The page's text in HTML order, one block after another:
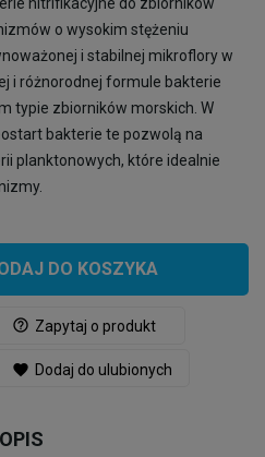
o wysokim stężeniu
i stabilnej mikroflory w
i różnorodnej formule bakterie
typie zbiorników morskich. W
bakterie te pozwolą na
planktonowych, które idealnie
DO KOSZYKA
help_outline Zapytaj o produkt
favorite Dodaj do ulubionych
OPIS